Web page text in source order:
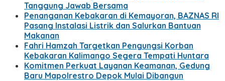
Tanggung Jawab Bersama
Penanganan Kebakaran di Kemayoran, BAZNAS RI
Pasang Instalasi Listrik dan Salurkan Bantuan
Makanan
Fahri Hamzah Targetkan Pengungsi Korban
Kebakaran Kalimango Segera Tempati Huntara
Komitmen Perkuat Layanan Keamanan, Gedung
Baru Mapolrestro Depok Mulai Dibangun